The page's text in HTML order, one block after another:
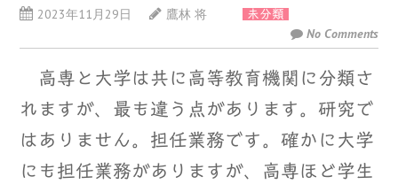
2023年11月29日 鷹林 将 未分類
No Comments
高専と大学は共に高等教育機関に分類さ
れますが、最も違う点があります。研究で
はありません。担任業務です。確かに大学
にも担任業務がありますが、高専ほど学生